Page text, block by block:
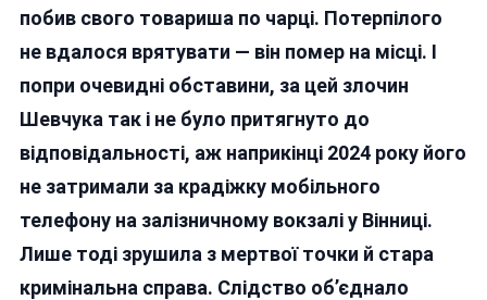
побив свого товариша по чарці. Потерпілого
не вдалося врятувати — він помер на місці. І
попри очевидні обставини, за цей злочин
Шевчука так і не було притягнуто до
відповідальності, аж наприкінці 2024 року його
не затримали за крадіжку мобільного
телефону на залізничному вокзалі у Вінниці.
Лише тоді зрушила з мертвої точки й стара
кримінальна справа. Слідство об’єднало